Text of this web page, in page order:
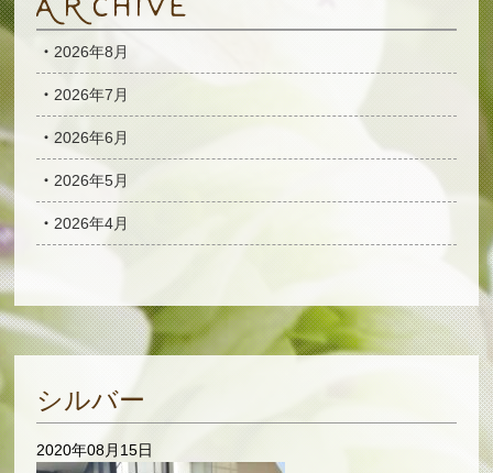
2026年8月
2026年7月
2026年6月
2026年5月
2026年4月
シルバー
2020年08月15日